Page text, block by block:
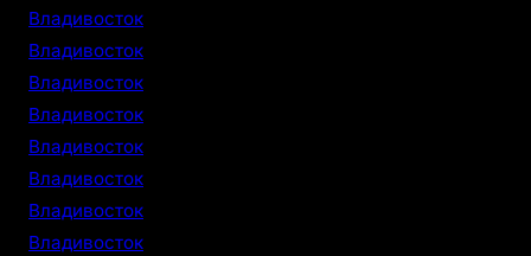
Владивосток
Владивосток
Владивосток
Владивосток
Владивосток
Владивосток
Владивосток
Владивосток